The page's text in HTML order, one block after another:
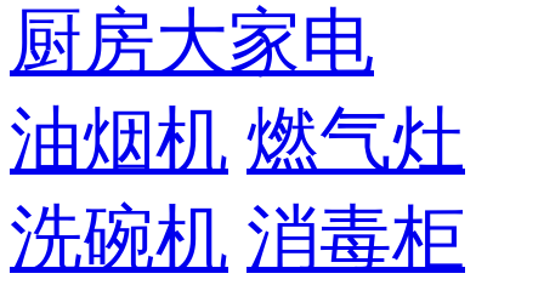
厨房大家电
油烟机 燃气灶
洗碗机 消毒柜